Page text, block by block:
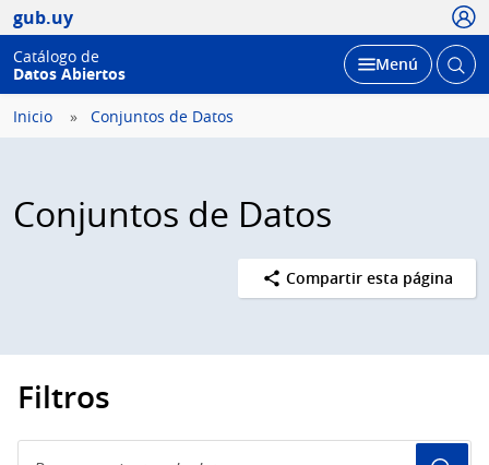
gub.uy
Catálogo de
Datos Abiertos
Desplegar
Menú Abrir
Inicio Conjuntos de Datos
Conjuntos de Datos
Compartir esta página
Filtros